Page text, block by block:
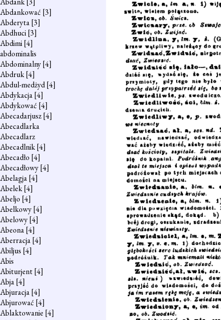
Abdankować [3]
Abderyta[3]
Abdhuci[3]
Abdimi[4]
abdominalis
Abdominalny[4]
Abdruk[4]
Abdul-medżyd[4]
Abdykacja[4]
Abdykować [4]
Abecadarjusz[4]
Abecadlarka
Abecadlarz
Abecadlnik[4]
Abecadło [4]
Abecadłowy[4]
Abelagja[4]
Abelek[4]
Abeljo [4]
Abelkowy[4]
Abelowy[4]
Abeona[4]
Aberracja[4]
Abiljus [4]
Abis
Abiturjent[4]
Abja[4]
Abjuracja[4]
Abjurować [4]
Ablaktowanie [4]